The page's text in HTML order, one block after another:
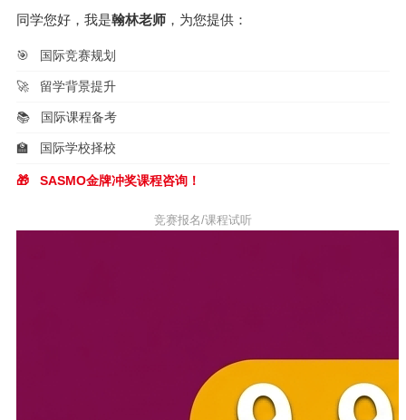
同学您好，我是翰林老师 ，为您提供：
🎯 国际竞赛规划
🚀 留学背景提升
📚 国际课程备考
🏫 国际学校择校
🎁 SASMO金牌冲奖课程咨询！
竞赛报名/课程试听